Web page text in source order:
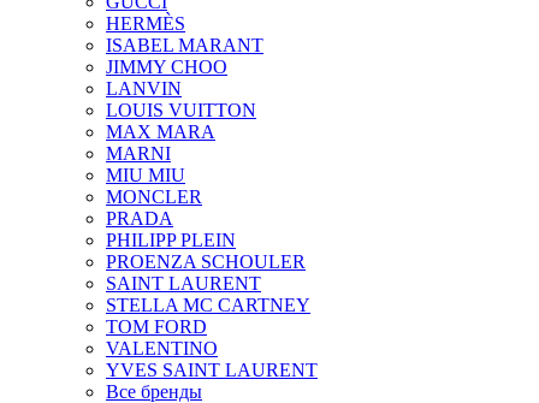
HERMÈS
ISABEL MARANT
JIMMY CHOO
LANVIN
LOUIS VUITTON
MAX MARA
MARNI
MIU MIU
MONCLER
PRADA
PHILIPP PLEIN
PROENZA SCHOULER
SAINT LAURENT
STELLA MC CARTNEY
TOM FORD
VALENTINO
YVES SAINT LAURENT
Все бренды